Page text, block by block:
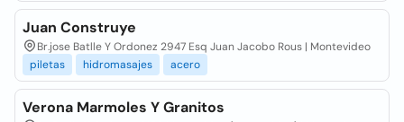
Juan Construye
Br.jose Batlle Y Ordonez 2947 Esq Juan Jacobo Rous | Montevideo
piletas
hidromasajes acero
Verona Marmoles Y Granitos